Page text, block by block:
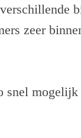
zeer
snel